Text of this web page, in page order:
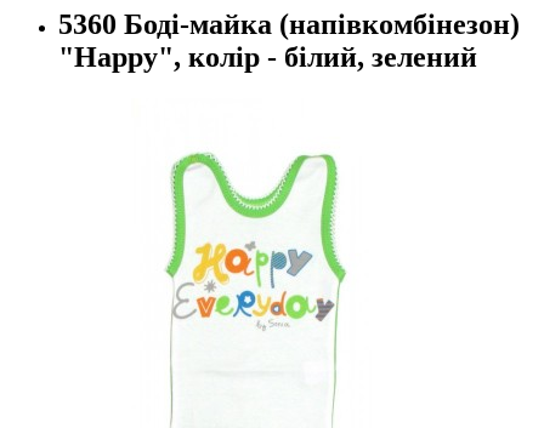
5360 Боді-майка (напівкомбінезон)
"Happy", колір - білий, зелений